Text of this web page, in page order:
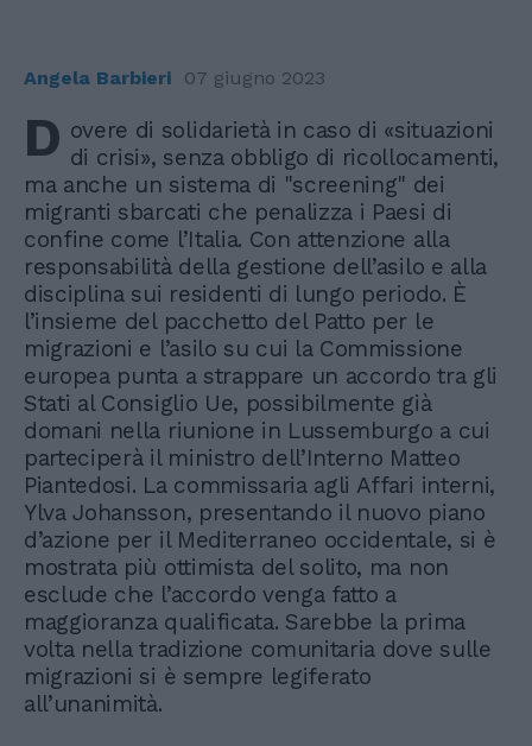
Angela Barbieri 07 giugno 2023
D overe di solidarietà in caso di «situazioni
di crisi», senza obbligo di ricollocamenti,
ma anche un sistema di "screening" dei
migranti sbarcati che penalizza i Paesi di
confine come l’Italia. Con attenzione alla
responsabilità della gestione dell’asilo e alla
disciplina sui residenti di lungo periodo. È
l’insieme del pacchetto del Patto per le
migrazioni e l’asilo su cui la Commissione
europea punta a strappare un accordo tra gli
Stati al Consiglio Ue, possibilmente già
domani nella riunione in Lussemburgo a cui
parteciperà il ministro dell’Interno Matteo
Piantedosi. La commissaria agli Affari interni,
Ylva Johansson, presentando il nuovo piano
d’azione per il Mediterraneo occidentale, si è
mostrata più ottimista del solito, ma non
esclude che l’accordo venga fatto a
maggioranza qualificata. Sarebbe la prima
volta nella tradizione comunitaria dove sulle
migrazioni si è sempre legiferato
all’unanimità.